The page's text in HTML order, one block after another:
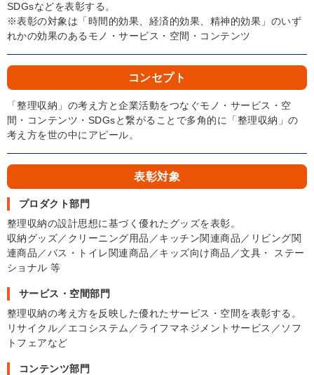
SDGsなどを表彰する。
※表彰の対象は「時間的効果、経済的効果、精神的効果」のいず
れかの効果のあるモノ・サービス・空間・コンテンツ
コンセプト
「整理収納」の考え方と企業活動をつなぐモノ・サービス・空
間・コンテンツ・SDGsと繋がることで多角的に「整理収納」の
考え方を世の中にアピール。
表彰対象
プロダクト部門
整理収納の設計思想に基づく優れたグッズを表彰。
収納グッズ／クリーニング用品／キッチン関連商品／リビング関
連商品／バス・トイレ関連商品／キッズ向け商品／文具・ ステー
ショナル 等
サービス・空間部門
整理収納の考え方を反映した優れたサービス・空間を表彰する。
リサイクル／エコシステム／ライフマネジメントサービス／ソフ
トフェアなど
コンテンツ部門